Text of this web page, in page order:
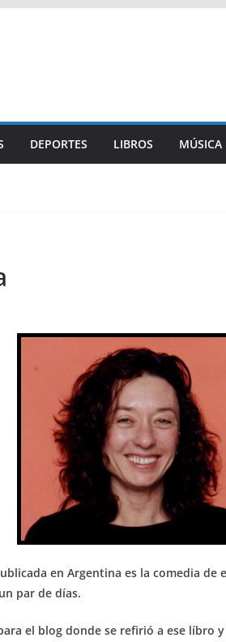
DEPORTES LIBROS MÚSICA
en Argentina es la comedia de
par de días.
el blog donde se refirió a ese líbro y